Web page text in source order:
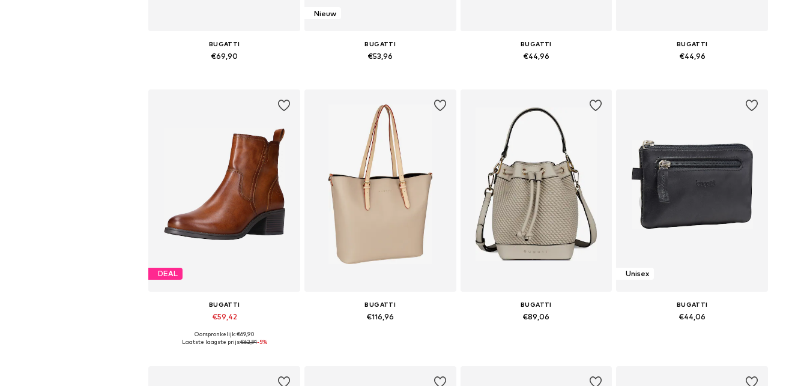
BUGATTI
€69,90
Nieuw
BUGATTI
€53,96
BUGATTI
€44,96
BUGATTI
€44,96
DEAL
BUGATTI
€59,42
Beschikbaar in vele maten
Oorspronkelijk: €69,90
Laatste laagste prijs:€62,91-5%
BUGATTI
€116,96
BUGATTI
€89,06
Unisex
BUGATTI
€44,06